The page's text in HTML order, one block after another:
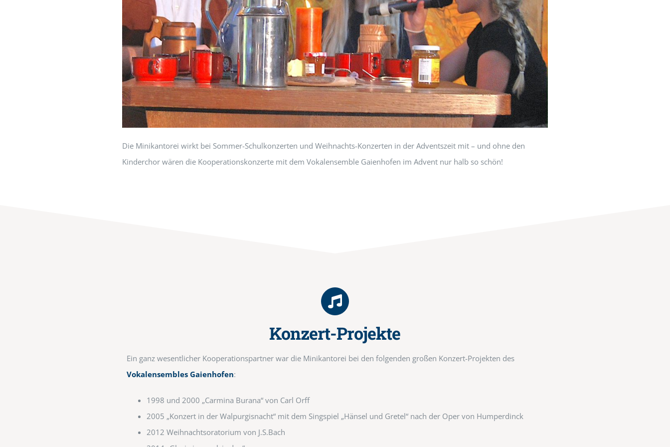
Die Minikantorei wirkt bei Sommer-Schulkonzerten und Weihnachts-Konzerten in der Adventszeit mit – und ohne den
Kinderchor wären die Kooperationskonzerte mit dem Vokalensemble Gaienhofen im Advent nur halb so schön!
Konzert-Projekte
Ein ganz wesentlicher Kooperationspartner war die Minikantorei bei den folgenden großen Konzert-Projekten des
Vokalensembles Gaienhofen:
1998 und 2000 „Carmina Burana“ von Carl Orff
2005 „Konzert in der Walpurgisnacht“ mit dem Singspiel „Hänsel und Gretel“ nach der Oper von Humperdinck
2012 Weihnachtsoratorium von J.S.Bach